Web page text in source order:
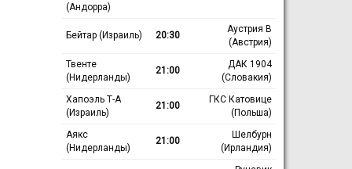
(Андорра)
Бейтар (Израиль) 20:30
Аустрия В
(Австрия)
Твенте
(Нидерланды)
21:00
ДАК 1904
(Словакия)
Хапоэль Т-А
(Израиль)
21:00
ГКС Катовице
(Польша)
Аякс
(Нидерланды)
21:00
Шелбурн
(Ирландия)